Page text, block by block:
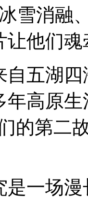
雪消融
让他们
五湖四
高原生
的第二
场漫